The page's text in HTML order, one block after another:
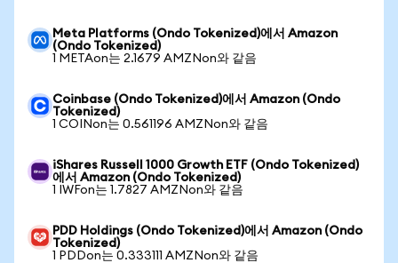
Meta Platforms (Ondo Tokenized)에서 Amazon
(Ondo Tokenized)
1 METAon는 2.1679 AMZNon와 같음
Coinbase (Ondo Tokenized)에서 Amazon (Ondo
Tokenized)
1 COINon는 0.561196 AMZNon와 같음
iShares Russell 1000 Growth ETF (Ondo Tokenized)
에서 Amazon (Ondo Tokenized)
1 IWFon는 1.7827 AMZNon와 같음
PDD Holdings (Ondo Tokenized)에서 Amazon (Ondo
Tokenized)
1 PDDon는 0.333111 AMZNon와 같음